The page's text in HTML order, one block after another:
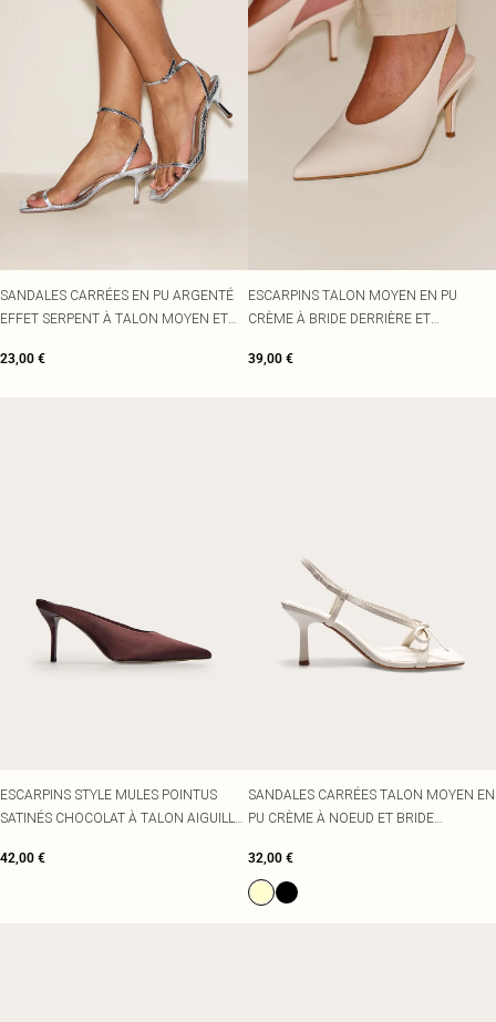
SANDALES CARRÉES EN PU ARGENTÉ
EFFET SERPENT À TALON MOYEN ET
23,00 €
ESCARPINS TALON MOYEN EN PU
CRÈME À BRIDE DERRIÈRE ET
39,00 €
ESCARPINS STYLE MULES POINTUS
SATINÉS CHOCOLAT À TALON AIGUILLE
42,00 €
SANDALES CARRÉES TALON MOYEN EN
PU CRÈME À NOEUD ET BRIDE
32,00 €